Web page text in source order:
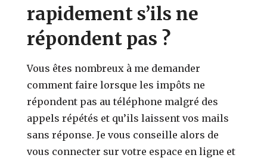
rapidement s’ils ne
répondent pas ?
Vous êtes nombreux à me demander
comment faire lorsque les impôts ne
répondent pas au téléphone malgré des
appels répétés et qu’ils laissent vos mails
sans réponse. Je vous conseille alors de
vous connecter sur votre espace en ligne et